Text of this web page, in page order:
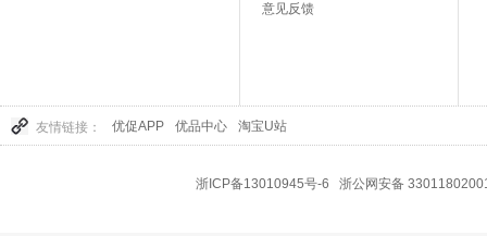
意见反馈
友情链接： 优促APP 优品中心 淘宝U站
浙ICP备13010945号-6 浙公网安备